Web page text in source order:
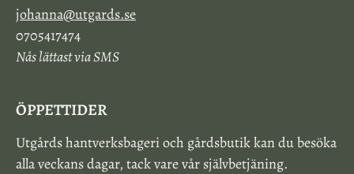
johanna@utgards.se
0705417474
Nås lättast via SMS
ÖPPETTIDER
Utgårds hantverksbageri och gårdsbutik kan du besöka
alla veckans dagar, tack vare vår självbetjäning.